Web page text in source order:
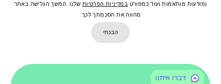
ומודעות מותאמות ועוד כמפורט במדיניות הפרטיות שלנו. המשך הגלישה באתר
מהווה את הסכמתך לכך.
הבנתי
דברו איתנו